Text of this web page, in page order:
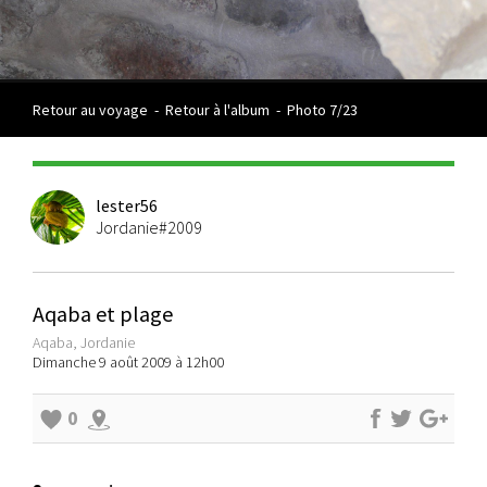
Retour au voyage - Retour à l'album - Photo 7/23
lester56
Jordanie#2009
Aqaba et plage
Aqaba, Jordanie
Dimanche 9 août 2009 à 12h00
0